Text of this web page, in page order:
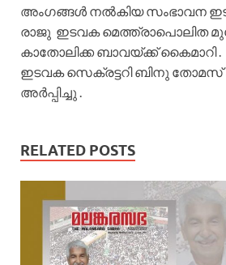
അംഗങ്ങൾ നൽകിയ സംഭാവന
രാജു ഇടവക മെത്ത്രാപൊലിത
കാതോലിക്ക ബാവയ്ക്ക് കൈമാറി .
ഇടവക സെക്രട്ടറി ബിനു
അർപ്പിച്ചു .
RELATED POSTS